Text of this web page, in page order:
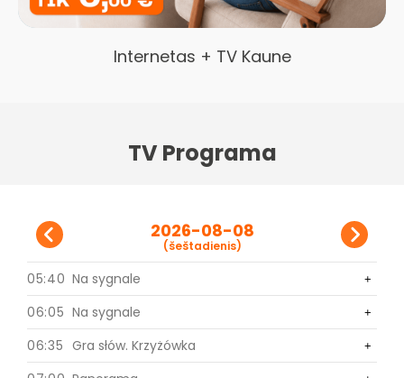
Internetas + TV Kaune
TV Programa
2026-08-08
(šeštadienis)
05:40 Na sygnale +
06:05 Na sygnale +
06:35 Gra słów. Krzyżówka +